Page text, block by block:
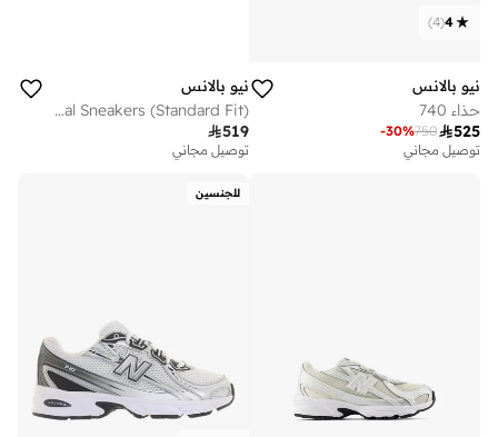
4
(
4
)
نيو بالانس
حذاء 740
525
750
-30%
توصيل مجاني
نيو بالانس
Kids 740 Bungee Lace casual Sneakers (Standard Fit)
519
توصيل مجاني
للجنسين